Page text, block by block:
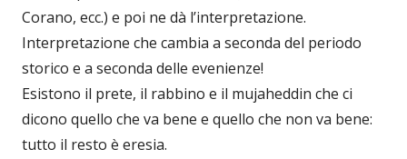
Corano, ecc.) e poi ne dà l’interpretazione.
Interpretazione che cambia a seconda del periodo
storico e a seconda delle evenienze!
Esistono il prete, il rabbino e il mujaheddin che ci
dicono quello che va bene e quello che non va bene:
tutto il resto è eresia.